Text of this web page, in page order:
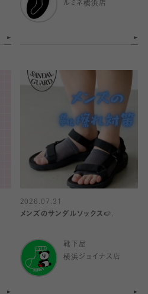
ルミネ横浜店
2026.07.31
メンズのサンダルソックス🍉.
靴下屋
横浜ジョイナス店